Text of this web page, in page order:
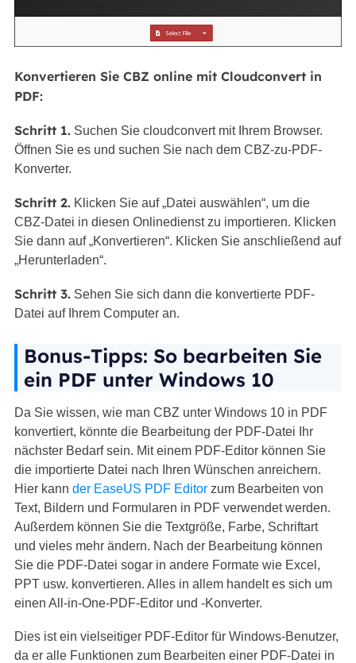
Konvertieren Sie CBZ online mit Cloudconvert in
PDF:
Schritt 1.Suchen Sie cloudconvert mit Ihrem Browser.
Öffnen Sie es und suchen Sie nach dem CBZ-zu-PDF-
Konverter.
Schritt 2.Klicken Sie auf „Datei auswählen“, um die
CBZ-Datei in diesen Onlinedienst zu importieren. Klicken
Sie dann auf „Konvertieren“. Klicken Sie anschließend auf
„Herunterladen“.
Schritt 3.Sehen Sie sich dann die konvertierte PDF-
Datei auf Ihrem Computer an.
Bonus-Tipps: So bearbeiten Sie
ein PDF unter Windows 10
Da Sie wissen, wie man CBZ unter Windows 10 in PDF
konvertiert, könnte die Bearbeitung der PDF-Datei Ihr
nächster Bedarf sein. Mit einem PDF-Editor können Sie
die importierte Datei nach Ihren Wünschen anreichern.
Hier kann der EaseUS PDF Editorzum Bearbeiten von
Text, Bildern und Formularen in PDF verwendet werden.
Außerdem können Sie die Textgröße, Farbe, Schriftart
und vieles mehr ändern. Nach der Bearbeitung können
Sie die PDF-Datei sogar in andere Formate wie Excel,
PPT usw. konvertieren. Alles in allem handelt es sich um
einen All-in-One-PDF-Editor und -Konverter.
Dies ist ein vielseitiger PDF-Editor für Windows-Benutzer,
da er alle Funktionen zum Bearbeiten einer PDF-Datei in